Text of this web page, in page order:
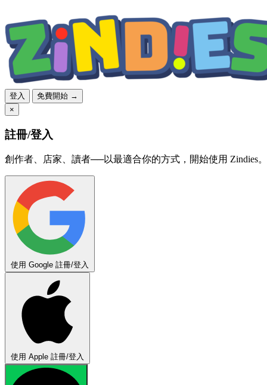
登入
免費開始 →
×
註冊/登入
創作者、店家、讀者──以最適合你的方式，開始使用 Zindies。
使用 Google 註冊/登入
使用 Apple 註冊/登入